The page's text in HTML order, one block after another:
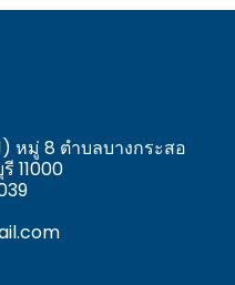
หมู่ 8 ตำบลบางกระสอ
11000